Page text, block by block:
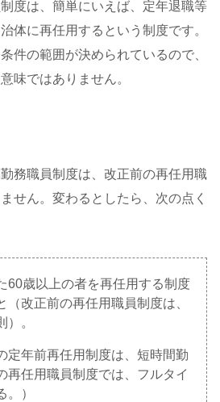
度は、簡単にいえば、定年退職等
体に再任用するという制度です。
件の範囲が決められているので、
味ではありません。
務職員制度は、改正前の再任用職
せん。変わるとしたら、次の点く
60歳以上の者を再任用する制度
（改正前の再任用職員制度は、
）。
定年前再任用制度は、短時間勤
再任用職員制度では、フルタイ
。）